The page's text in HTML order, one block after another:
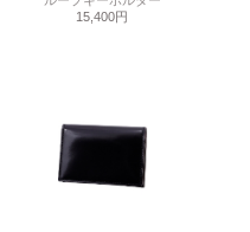
15,400円